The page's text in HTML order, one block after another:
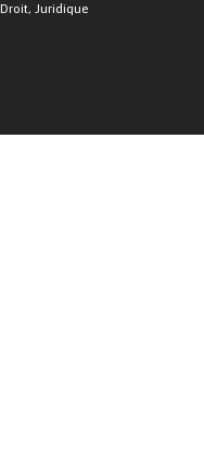
Droit, Juridique